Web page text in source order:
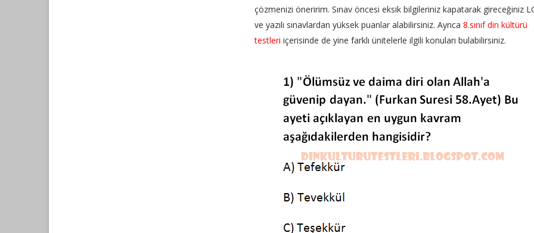
çözmenizi öneririm. Sınav öncesi eksik bilgileriniz kapatarak gireceğiniz
ve yazılı sınavlardan yüksek puanlar alabilirsiniz. Ayrıca 8.sınıf din kültürü
testleri içerisinde de yine farklı ünitelerle ilgili konuları bulabilirsiniz.